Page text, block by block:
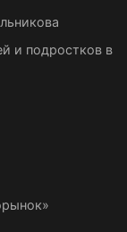
и подростков в